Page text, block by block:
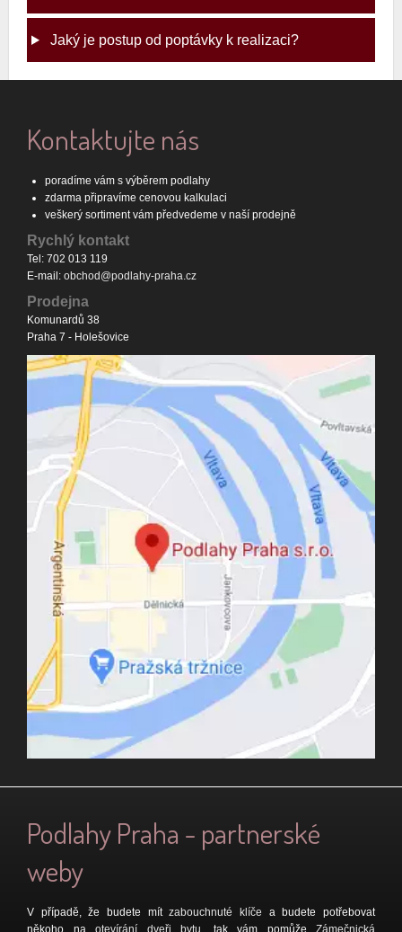
Jaký je postup od poptávky k realizaci?
Kontaktujte nás
poradíme vám s výběrem podlahy
zdarma připravíme cenovou kalkulaci
veškerý sortiment vám předvedeme v naší prodejně
Rychlý kontakt
Tel: 702 013 119
E-mail: obchod@podlahy-praha.cz
Prodejna
Komunardů 38
Praha 7 - Holešovice
Podlahy Praha - partnerské
weby
V případě, že budete mítzabouchnuté klíče a budete potřebovat
někoho na otevírání dveři bytu , tak vám pomůže Zámečnická